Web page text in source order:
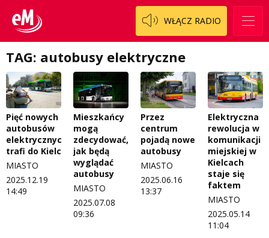
WŁĄCZ RADIO
OdNowa
Pacjent, którego nie zapomnę
Pasjonaci
Piąta strona świata
Prawdę mówiąc
Słowo Dnia
Tak wierzę
Weekend z blondynką
W starych Kielcach
Zespół
Logo do pobrania
Regulamin konkursów
Regulamin przesyłania materiałów
Regulamin sklepu internetowego
Regulamin darowizn
Regulamin konkursu Zwierzak naszej klasy
Polityka prywatności
ZNAJDZIESZ NAS TAKŻE NA
TAG: autobusy elektryczne
Pięć nowych
autobusów
elektrycznych
trafi do Kielc
MIASTO
2025.12.19
14:49
Mieszkańcy
mogą
zdecydować,
jak będą
wyglądać
autobusy
MIASTO
2025.07.08
09:36
Przez
centrum
pojadą nowe
autobusy
MIASTO
2025.06.16
13:37
Elektryczna
rewolucja w
komunikacji
miejskiej w
Kielcach
staje się
faktem
MIASTO
2025.05.14
11:04